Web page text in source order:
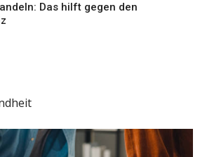
Das hilft gegen den